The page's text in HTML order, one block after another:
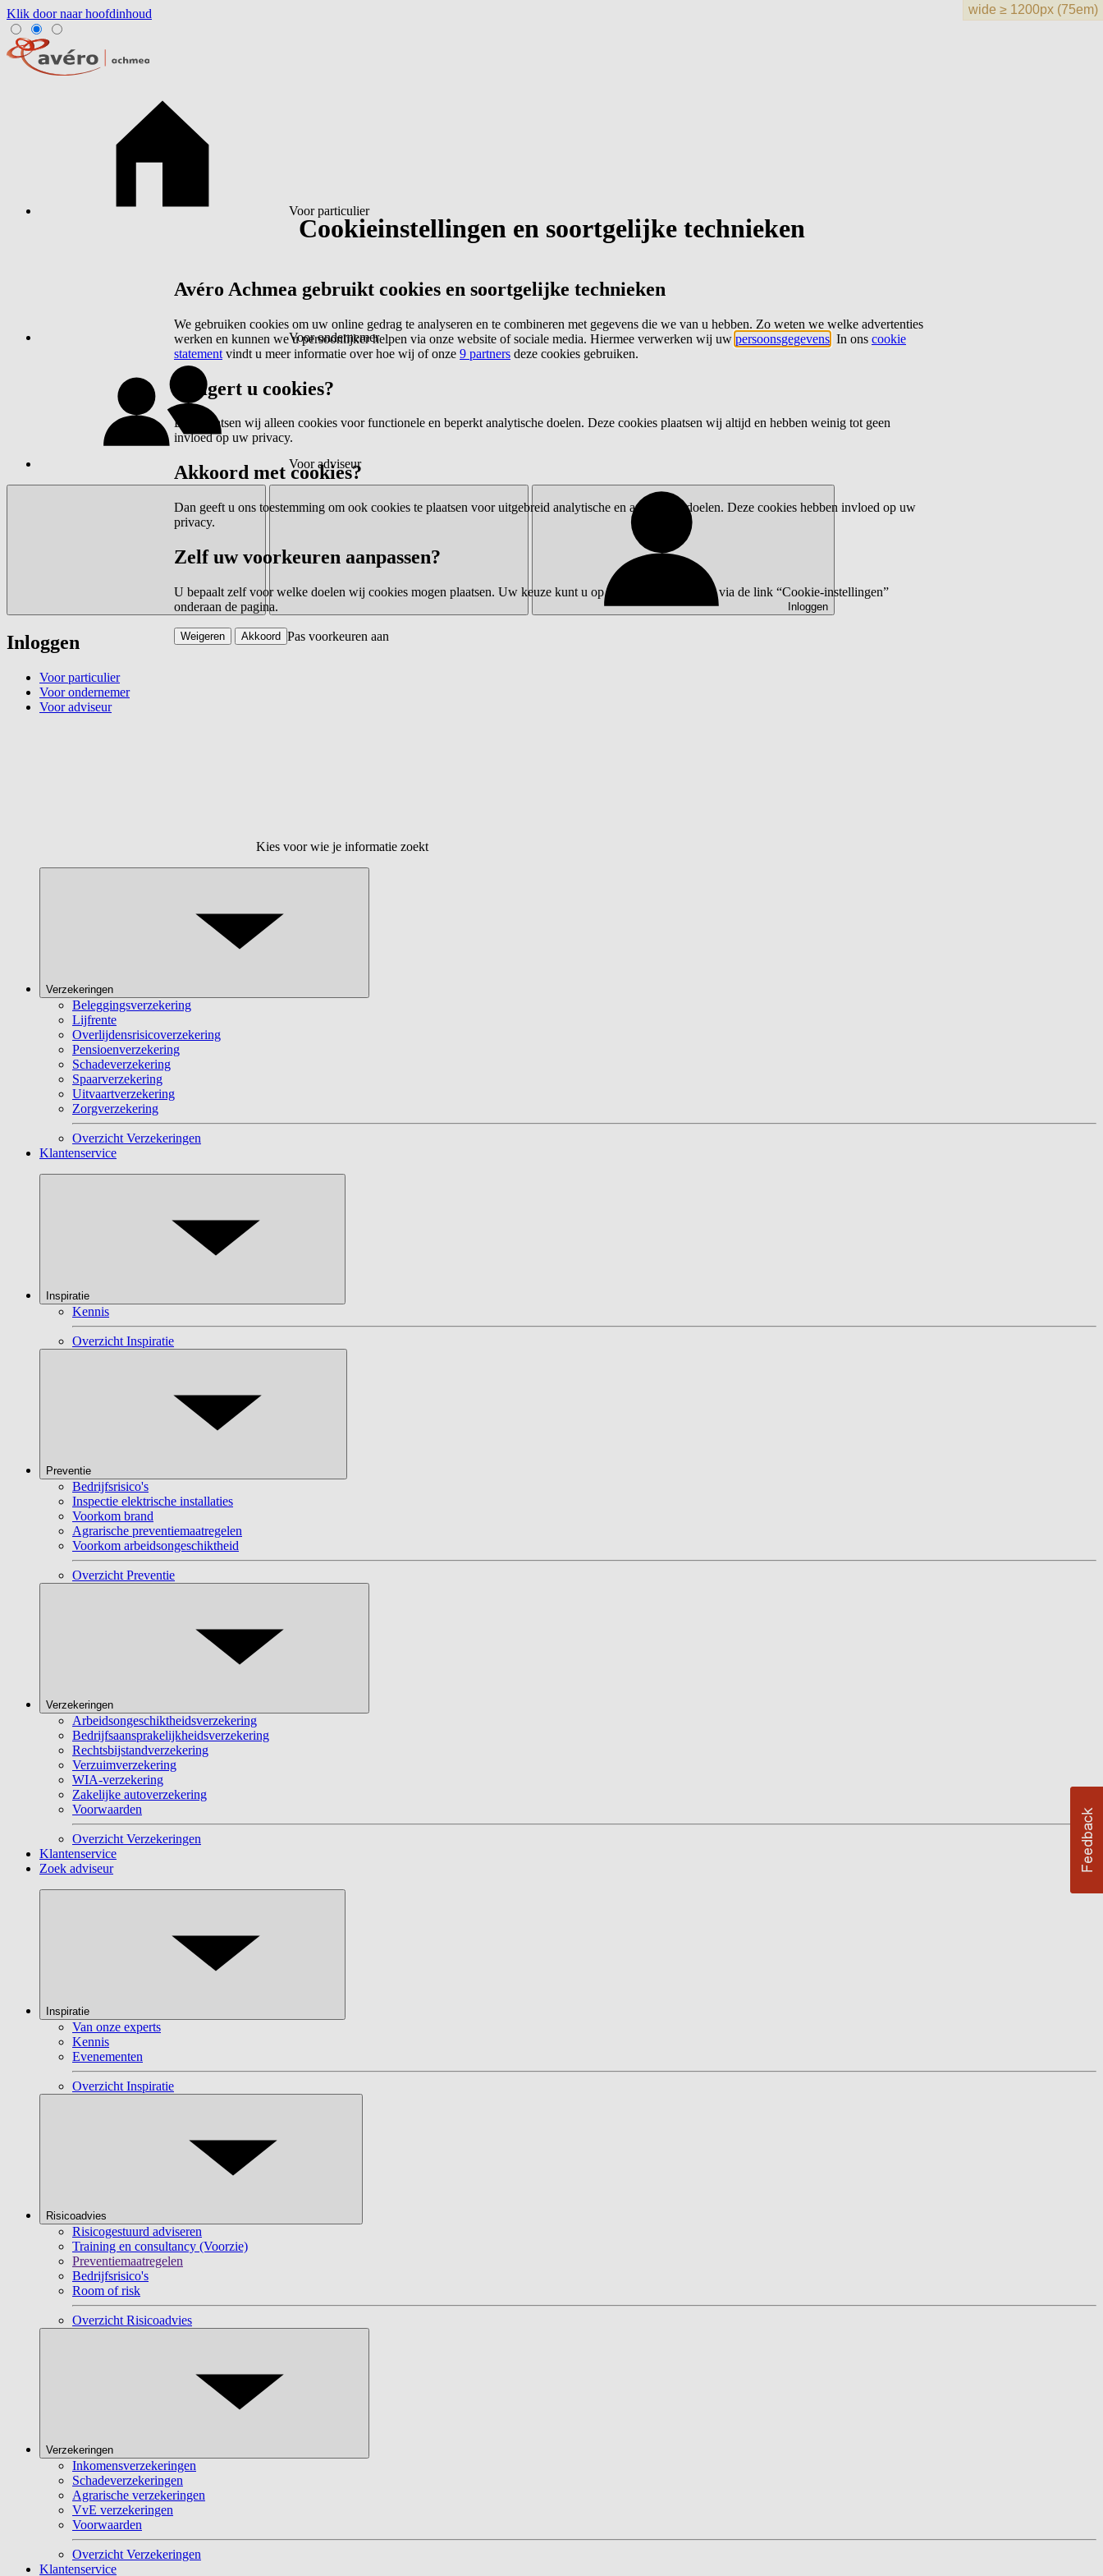
Klik door naar hoofdinhoud
Voor particulier
Voor ondernemer
Voor adviseur
Inloggen
Inloggen
Voor particulier
Voor ondernemer
Voor adviseur
Kies voor wie je informatie zoekt
Verzekeringen
Beleggingsverzekering
Lijfrente
Overlijdensrisicoverzekering
Pensioenverzekering
Schadeverzekering
Spaarverzekering
Uitvaartverzekering
Zorgverzekering
Overzicht Verzekeringen
Klantenservice
Inspiratie
Kennis
Overzicht Inspiratie
Preventie
Bedrijfsrisico's
Inspectie elektrische installaties
Voorkom brand
Agrarische preventiemaatregelen
Voorkom arbeidsongeschiktheid
Overzicht Preventie
Verzekeringen
Arbeidsongeschiktheidsverzekering
Bedrijfsaansprakelijkheidsverzekering
Rechtsbijstandverzekering
Verzuimverzekering
WIA-verzekering
Zakelijke autoverzekering
Voorwaarden
Overzicht Verzekeringen
Klantenservice
Zoek adviseur
Inspiratie
Van onze experts
Kennis
Evenementen
Overzicht Inspiratie
Risicoadvies
Risicogestuurd adviseren
Training en consultancy (Voorzie)
Preventiemaatregelen
Bedrijfsrisico's
Room of risk
Overzicht Risicoadvies
Verzekeringen
Inkomensverzekeringen
Schadeverzekeringen
Agrarische verzekeringen
VvE verzekeringen
Voorwaarden
Overzicht Verzekeringen
Klantenservice
Cookieinstellingen en soortgelijke technieken
Avéro Achmea gebruikt cookies en soortgelijke technieken
We gebruiken cookies om uw online gedrag te analyseren en te combineren met gegevens die we van u hebben. Zo weten we welke advertenties
werken en kunnen we u persoonlijker helpen via onze website of sociale media. Hiermee verwerken wij uw persoonsgegevens . In ons cookie
statement vindt u meer informatie over hoe wij of onze 9 partners deze cookies gebruiken.
Weigert u cookies?
Dan plaatsen wij alleen cookies voor functionele en beperkt analytische doelen. Deze cookies plaatsen wij altijd en hebben weinig tot geen
invloed op uw privacy.
Akkoord met cookies?
Dan geeft u ons toestemming om ook cookies te plaatsen voor uitgebreid analytische en advertentiedoelen. Deze cookies hebben invloed op uw
privacy.
Zelf uw voorkeuren aanpassen?
U bepaalt zelf voor welke doelen wij cookies mogen plaatsen. Uw keuze kunt u op elk moment wijzigen via de link “Cookie-instellingen”
onderaan de pagina.
Pas voorkeuren aan
Weigeren Akkoord